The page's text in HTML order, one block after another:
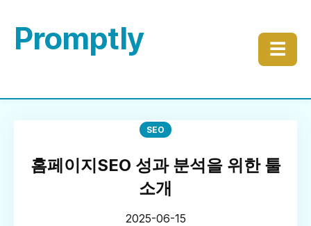
Promptly ☰
SEO
홈페이지SEO 성과 분석을 위한 툴
소개
2025-06-15